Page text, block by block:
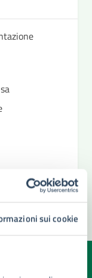
sui cookie
su questa